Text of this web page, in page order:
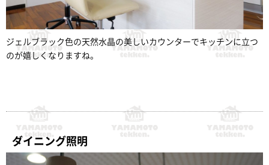
ジェルブラック色の天然水晶の美しいカウンターでキッチンに立つ
のが嬉しくなりますね。
ダイニング照明